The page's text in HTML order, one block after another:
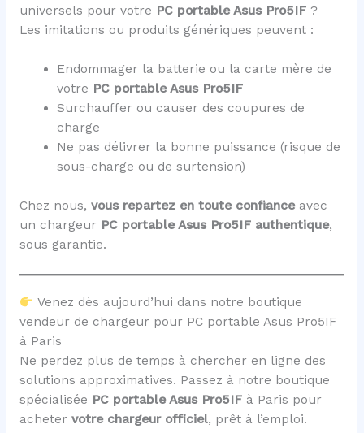
universels pour votre PC portable Asus Pro5IF?
Les imitations ou produits génériques peuvent :
Endommager la batterie ou la carte mère de
votre PC portable Asus Pro5IF
Surchauffer ou causer des coupures de
charge
Ne pas délivrer la bonne puissance (risque de
sous-charge ou de surtension)
Chez nous, vous repartez en toute confianceavec
un chargeur PC portable Asus Pro5IF authentique,
sous garantie.
Venez dès aujourd’hui dans notre boutique
vendeur de chargeur pour PC portable Asus Pro5IF
à Paris
Ne perdez plus de temps à chercher en ligne des
solutions approximatives. Passez à notre boutique
spécialisée PC portable Asus Pro5IFà Paris pour
acheter votre chargeur officiel, prêt à l’emploi.